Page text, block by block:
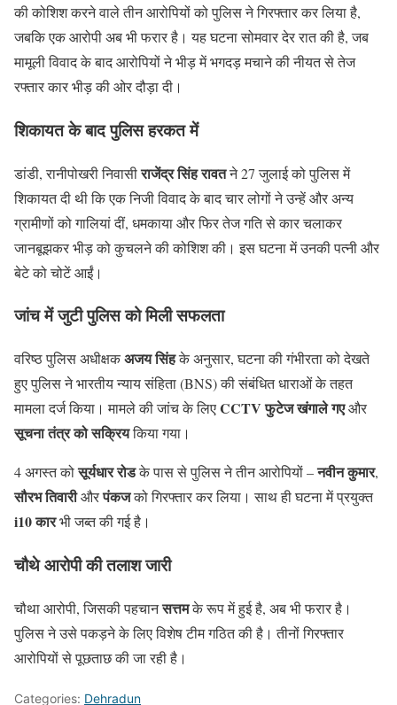
की कोशिश करने वाले तीन आरोपियों को पुलिस ने गिरफ्तार कर लिया है,
जबकि एक आरोपी अब भी फरार है। यह घटना सोमवार देर रात की है, जब
मामूली विवाद के बाद आरोपियों ने भीड़ में भगदड़ मचाने की नीयत से तेज
रफ्तार कार भीड़ की ओर दौड़ा दी।
शिकायत के बाद पुलिस हरकत में
डांडी, रानीपोखरी निवासीराजेंद्र सिंह रावतने 27 जुलाई को पुलिस में
शिकायत दी थी कि एक निजी विवाद के बाद चार लोगों ने उन्हें और अन्य
ग्रामीणों को गालियां दीं, धमकाया और फिर तेज गति से कार चलाकर
जानबूझकर भीड़ को कुचलने की कोशिश की। इस घटना में उनकी पत्नी और
बेटे को चोटें आईं।
जांच में जुटी पुलिस को मिली सफलता
वरिष्ठ पुलिस अधीक्षकअजय सिंहके अनुसार, घटना की गंभीरता को देखते
हुए पुलिस ने भारतीय न्याय संहिता (BNS) की संबंधित धाराओं के तहत
मामला दर्ज किया। मामले की जांच के लिएCCTV फुटेज खंगाले गएऔर
सूचना तंत्र को सक्रियकिया गया।
4 अगस्त कोसूर्यधार रोडके पास से पुलिस ने तीन आरोपियों –नवीन कुमार,
सौरभ तिवारीऔरपंकजको गिरफ्तार कर लिया। साथ ही घटना में प्रयुक्त
i10 कारभी जब्त की गई है।
चौथे आरोपी की तलाश जारी
चौथा आरोपी, जिसकी पहचानसत्तमके रूप में हुई है, अब भी फरार है।
पुलिस ने उसे पकड़ने के लिए विशेष टीम गठित की है। तीनों गिरफ्तार
आरोपियों से पूछताछ की जा रही है।
Categories: Dehradun